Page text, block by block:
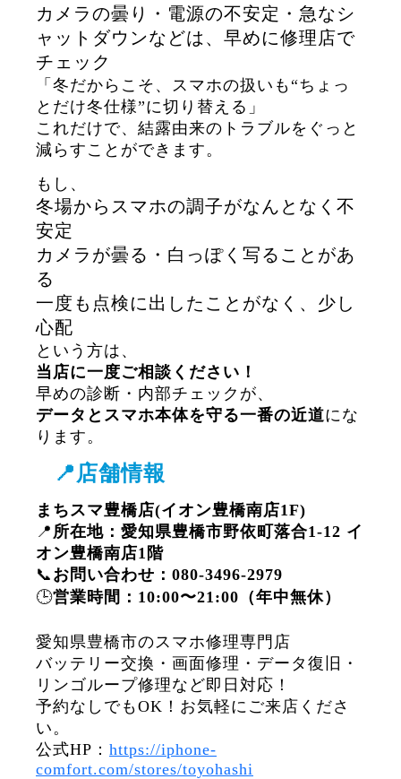
カメラの曇り・電源の不安定・急なシ
ャットダウンなどは、早めに修理店で
チェック
「冬だからこそ、スマホの扱いも“ちょっ
とだけ冬仕様”に切り替える」
これだけで、結露由来のトラブルをぐっと
減らすことができます。
もし、
冬場からスマホの調子がなんとなく不
安定
カメラが曇る・白っぽく写ることがあ
る
一度も点検に出したことがなく、少し
心配
という方は、
当店に一度ご相談ください！
早めの診断・内部チェックが、
データとスマホ本体を守る一番の近道にな
ります。
📍店舗情報
まちスマ豊橋店(イオン豊橋南店1F)
📍 所在地：愛知県豊橋市野依町落合1-12 イ
オン豊橋南店1階
📞 お問い合わせ：080-3496-2979
🕒営業時間：10:00〜21:00（年中無休）
愛知県豊橋市のスマホ修理専門店
バッテリー交換・画面修理・データ復旧・
リンゴループ修理など即日対応！
予約なしでもOK！お気軽にご来店くださ
い。
公式HP： https://iphone-
comfort.com/stores/toyohashi